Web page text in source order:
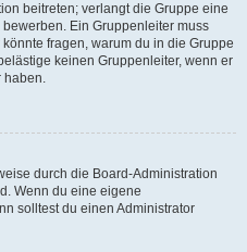
beitreten; verlangt die Gruppe eine
Ein Gruppenleiter muss
fragen, warum du in die Gruppe
keinen Gruppenleiter, wenn er
haben.
durch die Board-Administration
Wenn du eine eigene
solltest du einen Administrator